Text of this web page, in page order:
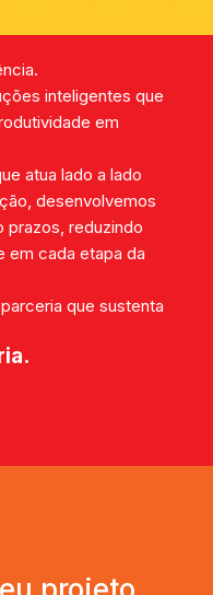
inteligentes que
em
atua lado a lado
desenvolvemos
prazos, reduzindo
em cada etapa da
que sustenta